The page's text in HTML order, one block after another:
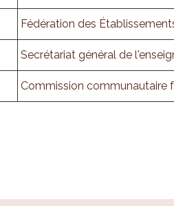
Fédération des
Secrétariat général de
Commission communautaire